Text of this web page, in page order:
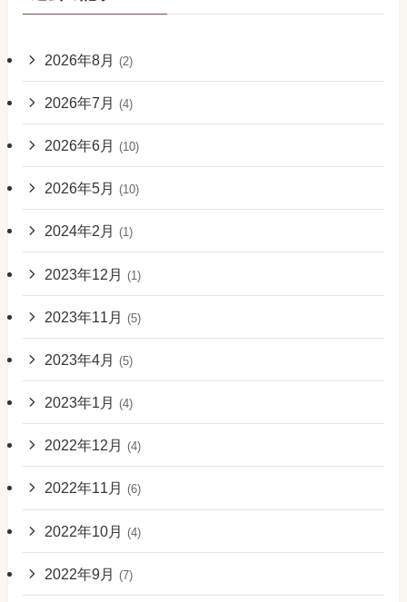
2026年8月 (2)
2026年7月 (4)
2026年6月 (10)
2026年5月 (10)
2024年2月 (1)
2023年12月 (1)
2023年11月 (5)
2023年4月 (5)
2023年1月 (4)
2022年12月 (4)
2022年11月 (6)
2022年10月 (4)
2022年9月 (7)